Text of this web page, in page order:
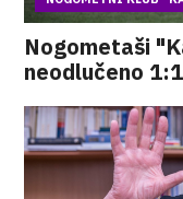
Nogometaši
neodlučeno